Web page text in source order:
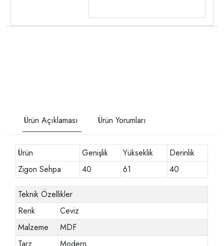
Ürün Açıklaması Ürün Yorumları
Ürün Genişlik Yükseklik
Derinlik
Zigon Sehpa
40 61 40
Teknik Özellikler
Renk
Ceviz
Malzeme
MDF
Tarz
Modern